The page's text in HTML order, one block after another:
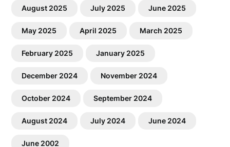
August 2025 July 2025 June 2025
May 2025 April 2025 March 2025
February 2025 January 2025
December 2024 November 2024
October 2024 September 2024
August 2024 July 2024 June 2024
June 2002